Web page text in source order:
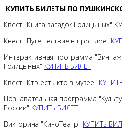
КУПИТЬ БИЛЕТЫ ПО
Квест "Книга загадок Голицыных"
Квест "Путешествие в прошлое"
Интерактивная программа
Голицыных" КУПИТЬ БИЛЕТ
Квест "Кто есть кто в музее"
Познавательная программа
России" КУПИТЬ БИЛЕТ
Викторина "КиноТеатр" КУПИТЬ